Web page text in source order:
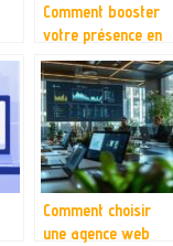
Comment booster
votre présence en
ligne grâce aux
dernières
innovations
numériques
Comment choisir
une agence web